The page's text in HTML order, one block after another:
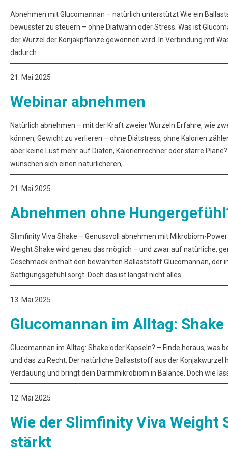
Abnehmen mit Glucomannan – natürlich unterstützt Wie ein
bewusster zu steuern – ohne Diätwahn oder Stress. Was ist
der Wurzel der Konjakpflanze gewonnen wird. In Verbindung mit
dadurch…
21. Mai 2025
Webinar abnehmen
Natürlich abnehmen – mit der Kraft zweier Wurzeln Erfahre, wie
können, Gewicht zu verlieren – ohne Diätstress, ohne Kalorien
aber keine Lust mehr auf Diäten, Kalorienrechner oder starre
wünschen sich einen natürlicheren,…
21. Mai 2025
Abnehmen ohne
Slimfinity Viva Shake – Genussvoll abnehmen mit Mikrobiom-
Weight Shake wird genau das möglich – und zwar auf natürliche,
Geschmack enthält den bewährten Ballaststoff Glucomannan, der
Sättigungsgefühl sorgt. Doch das ist längst nicht alles:…
13. Mai 2025
Glucomannan im Alltag: Shake
Glucomannan im Alltag: Shake oder Kapseln? – Finde heraus, was
und das zu Recht. Der natürliche Ballaststoff aus der
Verdauung und bringt dein Darmmikrobiom in Balance. Doch wie
12. Mai 2025
Wie der Slimfinity Viva Weight
stärkt